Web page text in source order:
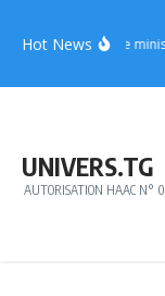
Hot NewsUFC : le
UNIVERS.TG
AUTORISATION HAAC N°